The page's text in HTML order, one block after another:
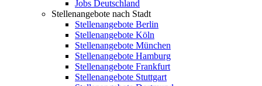
Jobs Deutschland
Stellenangebote nach Stadt
Stellenangebote Berlin
Stellenangebote Köln
Stellenangebote München
Stellenangebote Hamburg
Stellenangebote Frankfurt
Stellenangebote Stuttgart